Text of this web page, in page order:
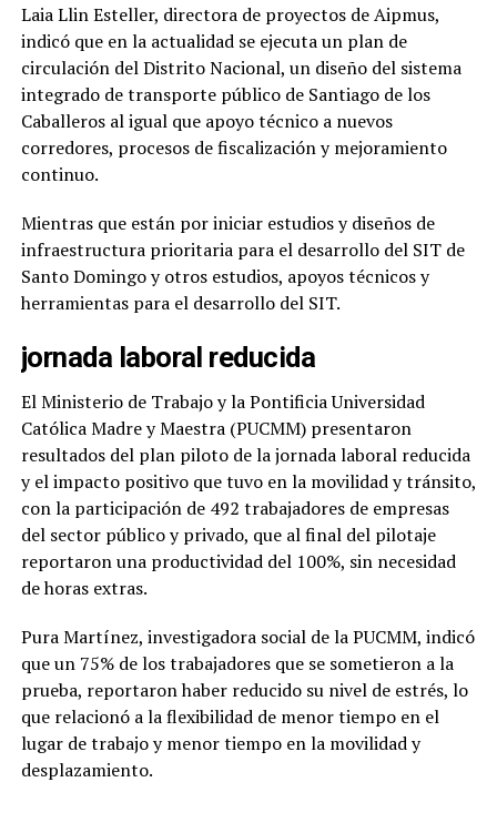
Laia Llin Esteller, directora de proyectos de Aipmus,
indicó que en la actualidad se ejecuta un plan de
circulación del Distrito Nacional, un diseño del sistema
integrado de transporte público de Santiago de los
Caballeros al igual que apoyo técnico a nuevos
corredores, procesos de fiscalización y mejoramiento
continuo.
Mientras que están por iniciar estudios y diseños de
infraestructura prioritaria para el desarrollo del SIT de
Santo Domingo y otros estudios, apoyos técnicos y
herramientas para el desarrollo del SIT.
jornada laboral reducida
El Ministerio de Trabajo y la Pontificia Universidad
Católica Madre y Maestra (PUCMM) presentaron
resultados del plan piloto de la jornada laboral reducida
y el impacto positivo que tuvo en la movilidad y tránsito,
con la participación de 492 trabajadores de empresas
del sector público y privado, que al final del pilotaje
reportaron una productividad del 100%, sin necesidad
de horas extras.
Pura Martínez, investigadora social de la PUCMM, indicó
que un 75% de los trabajadores que se sometieron a la
prueba, reportaron haber reducido su nivel de estrés, lo
que relacionó a la flexibilidad de menor tiempo en el
lugar de trabajo y menor tiempo en la movilidad y
desplazamiento.